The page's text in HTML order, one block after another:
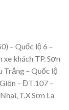
– Quốc lộ 6 –
khách TP. Sơn
Trắng – Quốc lộ
– ĐT.107 –
T.X Sơn La